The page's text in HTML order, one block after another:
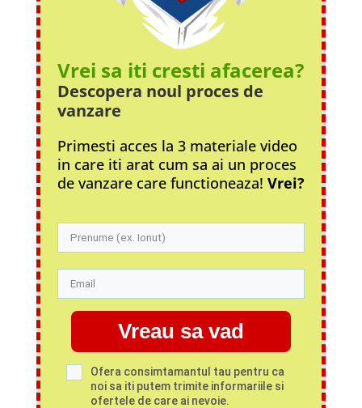
Vrei sa iti cresti afacerea?
Descopera noul procesde
vanzare
Primesti acces la 3 materiale video
in care iti arat cum sa ai un proces
de vanzare care functioneaza! Vrei?
Vreau sa vad
Ofera consimtamantul tau pentru ca
noi sa iti putem trimite informariile si
ofertele de care ai nevoie.